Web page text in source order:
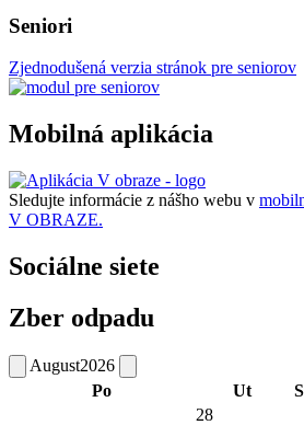
Seniori
Zjednodušená verzia stránok pre seniorov
Mobilná aplikácia
Sledujte informácie z nášho webu v
V OBRAZE.
Sociálne siete
Zber odpadu
August2026
Po
Ut
28